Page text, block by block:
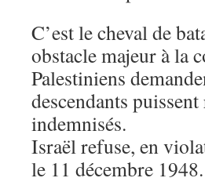
C’est le cheval de
obstacle majeur à la
Palestiniens
descendants
indemnisés.
Israël refuse, en
le 11 décembre